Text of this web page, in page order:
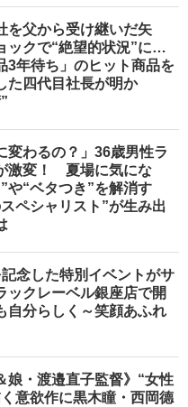
を父から受け継いだ矢
ックで“絶望的状況”に…
3年待ち」のヒット商品を
た四代目社長が明か
変わるの？」36歳男性ラ
激変！ 夏場に気にな
や“ベタつき”を解消す
ペシャリスト”が生み出
念した特別イベントがサ
ックレーベル銀座店で開
分らしく～笑顔あふれ
娘・渡邉直子監督》“女性
意欲作に黒木瞳・西岡德